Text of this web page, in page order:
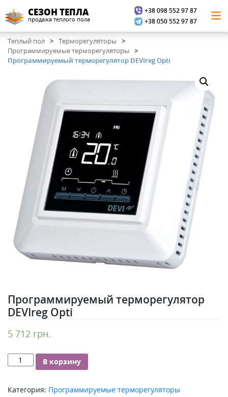
СЕЗОН ТЕПЛА
продажа теплого пола
+38 098 552 97 87
+38 050 552 97 87
Теплый пол
Терморегуляторы
Программируемые терморегуляторы
Программируемый терморегулятор DEVIreg Opti
Программируемый терморегулятор
DEVIreg Opti
5 712 грн.
Количество
Программируемый
DEVIreg
В корзину
Категория: Программируемые терморегуляторы